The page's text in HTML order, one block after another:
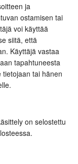
ja
ostamisen tai
voi käyttää
siitä, että
Käyttäjä vastaa
tapahtuneesta
tietojaan tai hänen
on selostettu